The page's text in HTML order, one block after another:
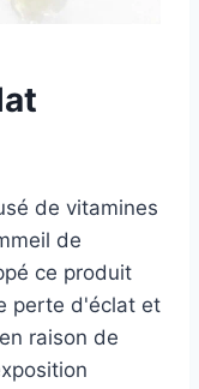
de vitamines
de
ce produit
perte d'éclat et
raison de